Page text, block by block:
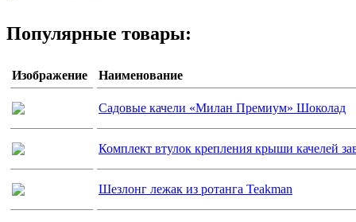
Популярные товары:
Изображение Наименование
Садовые качели «Милан Премиум» Шоколад
Комплект втулок крепления крыши качелей
Шезлонг лежак из ротанга Teakman